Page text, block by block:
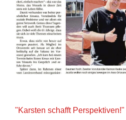
"Karsten schafft Perspektiven!"